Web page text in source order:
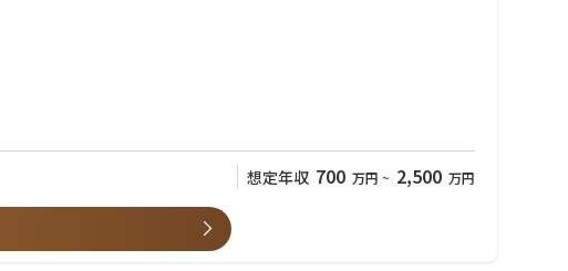
ティング業務の設計とプロセス定着を両立し、実行可能な業務改革モデルを
想定年収 700 万円 ~ 2,500 万円